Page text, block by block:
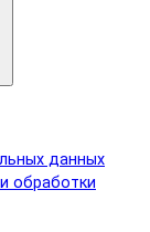
данных
обработки